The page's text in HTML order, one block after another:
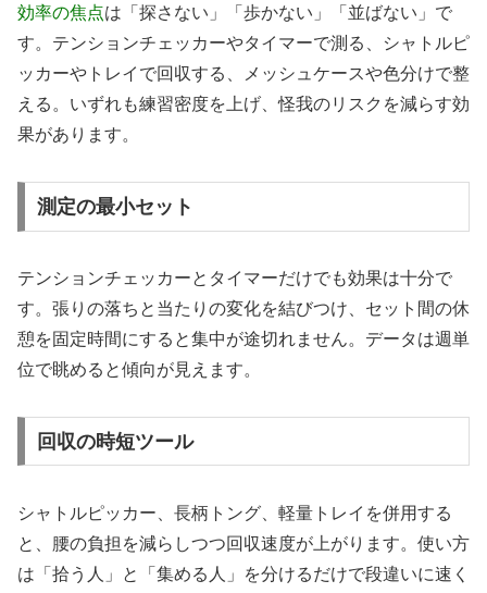
効率の焦点は「探さない」「歩かない」「並ばない」で
す。テンションチェッカーやタイマーで測る、シャトルピ
ッカーやトレイで回収する、メッシュケースや色分けで整
える。いずれも練習密度を上げ、怪我のリスクを減らす効
果があります。
測定の最小セット
テンションチェッカーとタイマーだけでも効果は十分で
す。張りの落ちと当たりの変化を結びつけ、セット間の休
憩を固定時間にすると集中が途切れません。データは週単
位で眺めると傾向が見えます。
回収の時短ツール
シャトルピッカー、長柄トング、軽量トレイを併用する
と、腰の負担を減らしつつ回収速度が上がります。使い方
は「拾う人」と「集める人」を分けるだけで段違いに速く